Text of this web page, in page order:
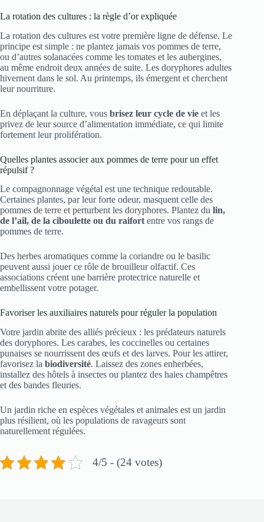
La rotation des cultures : la règle d’or expliquée
La rotation des cultures est votre première ligne de défense. Le
principe est simple : ne plantez jamais vos pommes de terre,
ou d’autres solanacées comme les tomates et les aubergines,
au même endroit deux années de suite. Les doryphores adultes
hivernent dans le sol. Au printemps, ils émergent et cherchent
leur nourriture.
En déplaçant la culture, vous brisez leur cycle de vie et les
privez de leur source d’alimentation immédiate, ce qui limite
fortement leur prolifération.
Quelles plantes associer aux pommes de terre pour un effet
répulsif ?
Le compagnonnage végétal est une technique redoutable.
Certaines plantes, par leur forte odeur, masquent celle des
pommes de terre et perturbent les doryphores. Plantez du lin,
de l’ail, de la ciboulette ou du raifort entre vos rangs de
pommes de terre.
Des herbes aromatiques comme la coriandre ou le basilic
peuvent aussi jouer ce rôle de brouilleur olfactif. Ces
associations créent une barrière protectrice naturelle et
embellissent votre potager.
Favoriser les auxiliaires naturels pour réguler la population
Votre jardin abrite des alliés précieux : les prédateurs naturels
des doryphores. Les carabes, les coccinelles ou certaines
punaises se nourrissent des œufs et des larves. Pour les attirer,
favorisez la biodiversité. Laissez des zones enherbées,
installez des hôtels à insectes ou plantez des haies champêtres
et des bandes fleuries.
Un jardin riche en espèces végétales et animales est un jardin
plus résilient, où les populations de ravageurs sont
naturellement régulées.
4/5 - (24 votes)